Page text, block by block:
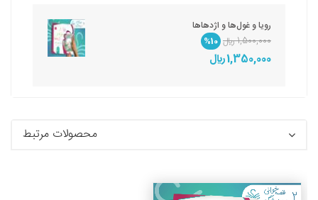
رویا و غول‌ها و اژدهاها
1,500,000 ريال
%10
1,350,000 ريال
محصولات مرتبط